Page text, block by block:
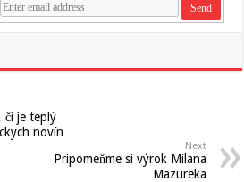
či je teplý
novín
Next
Pripomeňme si výrok Milana
Mazureka